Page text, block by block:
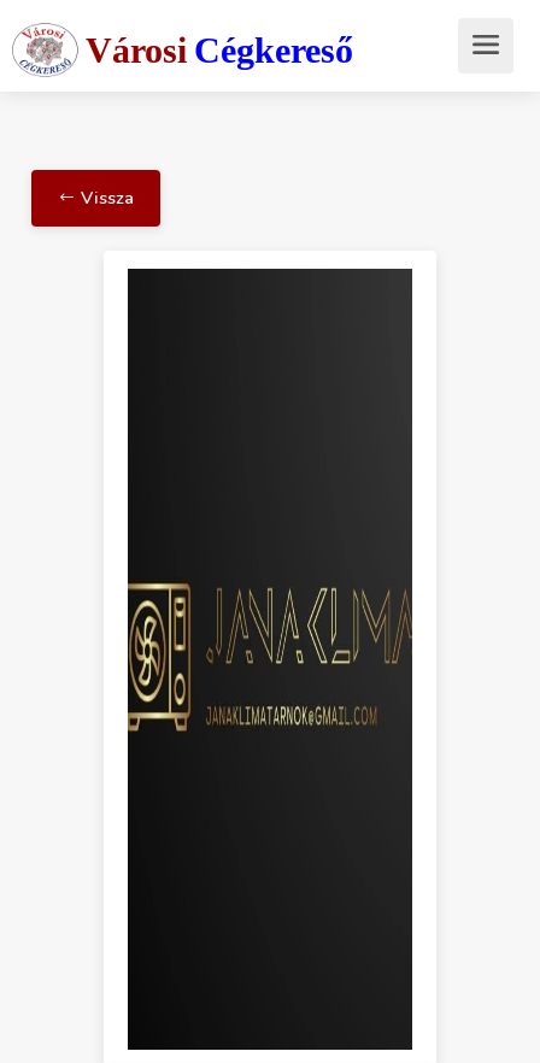
Városi Cégkereső
Vissza